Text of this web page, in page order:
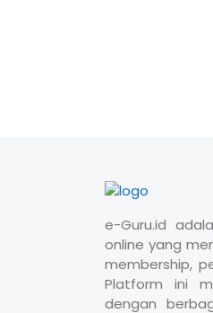
e-Guru.id
online yang
membership,
Platform ini
dengan